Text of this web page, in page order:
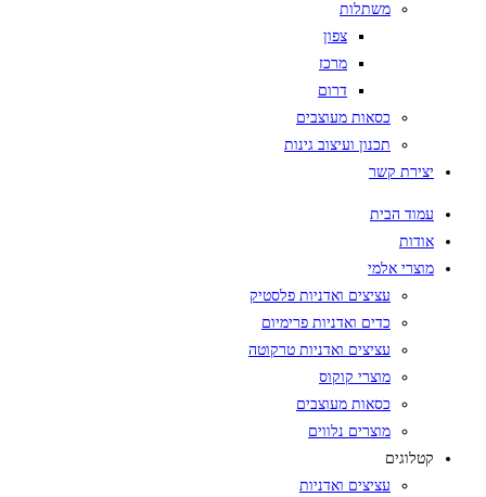
משתלות
צפון
מרכז
דרום
כסאות מעוצבים
תכנון ועיצוב גינות
יצירת קשר
עמוד הבית
אודות
מוצרי אלמי
עציצים ואדניות פלסטיק
כדים ואדניות פרימיום
עציצים ואדניות טרקוטה
מוצרי קוקוס
כסאות מעוצבים
מוצרים נלווים
קטלוגים
עציצים ואדניות